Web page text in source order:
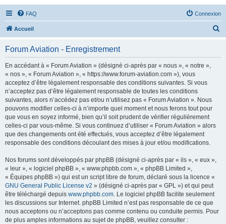
FAQ Connexion
Accueil
Forum Aviation - Enregistrement
En accédant à « Forum Aviation » (désigné ci-après par « nous », « notre »,
« nos », « Forum Aviation », « https://www.forum-aviation.com »), vous
acceptez d’être légalement responsable des conditions suivantes. Si vous
n’acceptez pas d’être légalement responsable de toutes les conditions
suivantes, alors n’accédez pas et/ou n’utilisez pas « Forum Aviation ». Nous
pouvons modifier celles-ci à n’importe quel moment et nous ferons tout pour
que vous en soyez informé, bien qu’il soit prudent de vérifier régulièrement
celles-ci par vous-même. Si vous continuez d’utiliser « Forum Aviation » alors
que des changements ont été effectués, vous acceptez d’être légalement
responsable des conditions découlant des mises à jour et/ou modifications.
Nos forums sont développés par phpBB (désigné ci-après par « ils », « eux »,
« leur », « logiciel phpBB », « www.phpbb.com », « phpBB Limited »,
« Équipes phpBB ») qui est un script libre de forum, déclaré sous la licence «
GNU General Public License v2 » (désigné ci-après par « GPL ») et qui peut
être téléchargé depuis www.phpbb.com. Le logiciel phpBB facilite seulement
les discussions sur Internet. phpBB Limited n’est pas responsable de ce que
nous acceptons ou n’acceptons pas comme contenu ou conduite permis. Pour
de plus amples informations au sujet de phpBB, veuillez consulter :